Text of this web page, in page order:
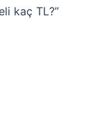
kaç TL?”